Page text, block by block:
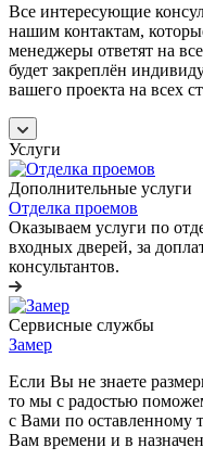
Все интересующие
нашим контактам,
менеджеры ответят на
будет закреплён
вашего проекта на всех
Услуги
Дополнительные услуги
Отделка проемов
Оказываем услуги по
входных дверей, за
консультантов.
Сервисные службы
Замер
Если Вы не знаете
то мы с радостью
с Вами по оставленному
Вам времени и в